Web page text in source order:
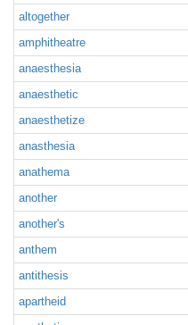
altogether
amphitheatre
anaesthesia
anaesthetic
anaesthetize
anasthesia
anathema
another
another's
anthem
antithesis
apartheid